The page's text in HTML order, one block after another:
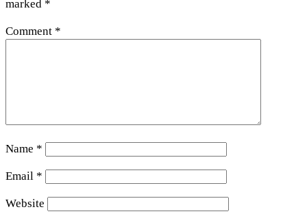
marked *
Comment *
Name *
Email *
Website